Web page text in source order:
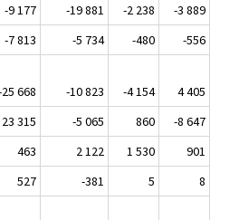
-9 177 -19 881 -2 238
-3 889
-7 813 -5 734 -480
-556
668 -10 823 -4 154
4 405
23 315 -5 065 860
-8 647
463 2 122 1 530
901
527 -381 5
8